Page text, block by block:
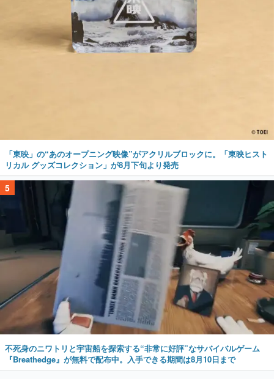
「東映」の“あのオープニング映像”がアクリルブロックに。「東映ヒスト
リカル グッズコレクション」が8月下旬より発売
5
不死身のニワトリと宇宙船を探索する“非常に好評”なサバイバルゲーム
『Breathedge』が無料で配布中。入手できる期間は8月10日まで